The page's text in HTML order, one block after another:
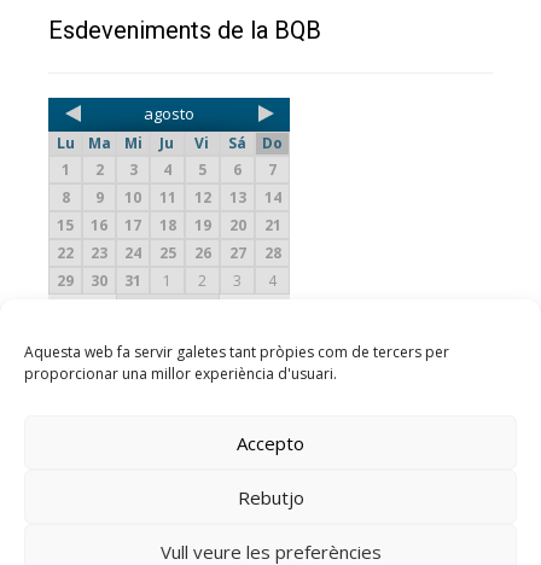
Aquesta web fa servir galetes tant pròpies com de tercers per
proporcionar una millor experiència d'usuari.
Accepto
Rebutjo
Vull veure les preferències
Esdeveniments de la BQB
agosto
Lu Ma Mi Ju Vi Sá
Do
1
2 3 4 5 6
7
8
9 10 11 12 13
14
15
16 17 18 19 20
21
22
23 24 25 26 27
28
29
30 31 1 2 3 4